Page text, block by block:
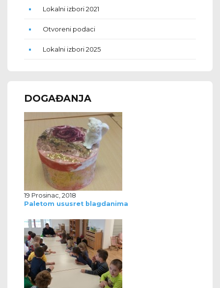
Lokalni izbori 2021
Otvoreni podaci
Lokalni izbori 2025
DOGAĐANJA
19 Prosinac, 2018
Paletom ususret blagdanima